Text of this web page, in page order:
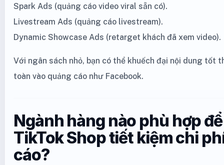
Spark Ads (quảng cáo video viral sẵn có).
Livestream Ads (quảng cáo livestream).
Dynamic Showcase Ads (retarget khách đã xem video).
Với ngân sách nhỏ, bạn có thể khuếch đại nội dung tốt
toàn vào quảng cáo như Facebook.
Ngành hàng nào phù hợp
TikTok Shop tiết kiệm chi
cáo?